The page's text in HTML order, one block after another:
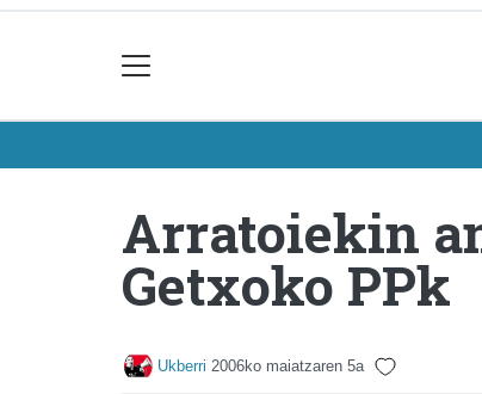
Arratoiekin
Getxoko PPk
Ukberri 2006ko maiatzaren 5a